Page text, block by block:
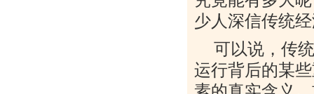
少人深信传统
可以说，传
运行背后的某